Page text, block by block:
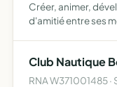
Créer, animer,
d'amitié entre ses
Club Nautique
RNA W371001485 ·